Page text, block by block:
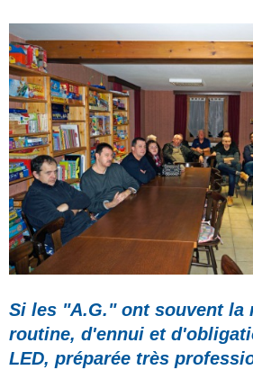
Si les "A.G." ont souvent la
routine, d'ennui et
LED, préparée très